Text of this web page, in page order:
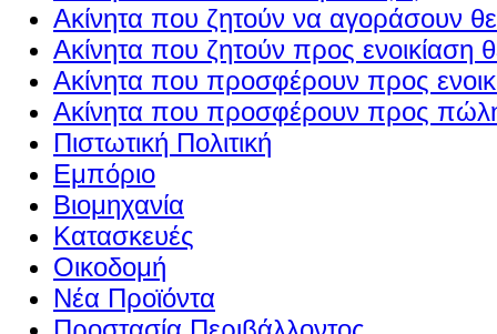
Ακίνητα που ζητούν να αγοράσουν
Ακίνητα που ζητούν προς ενοικίαση
Ακίνητα που προσφέρουν προς
Ακίνητα που προσφέρουν προς
Πιστωτική Πολιτική
Εμπόριο
Βιομηχανία
Κατασκευές
Οικοδομή
Νέα Προϊόντα